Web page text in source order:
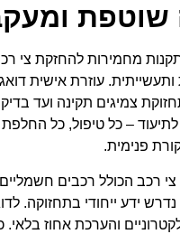
שוטפת
מחמירות להחזקת צי
עוזרת אישית
צמיגים תקינה ועד
– כל טיפול, כל
פנימית.
רכב הכולל רכבים חשמליים
ידע ייחודי בתחזוקה.
והערכת אחוז